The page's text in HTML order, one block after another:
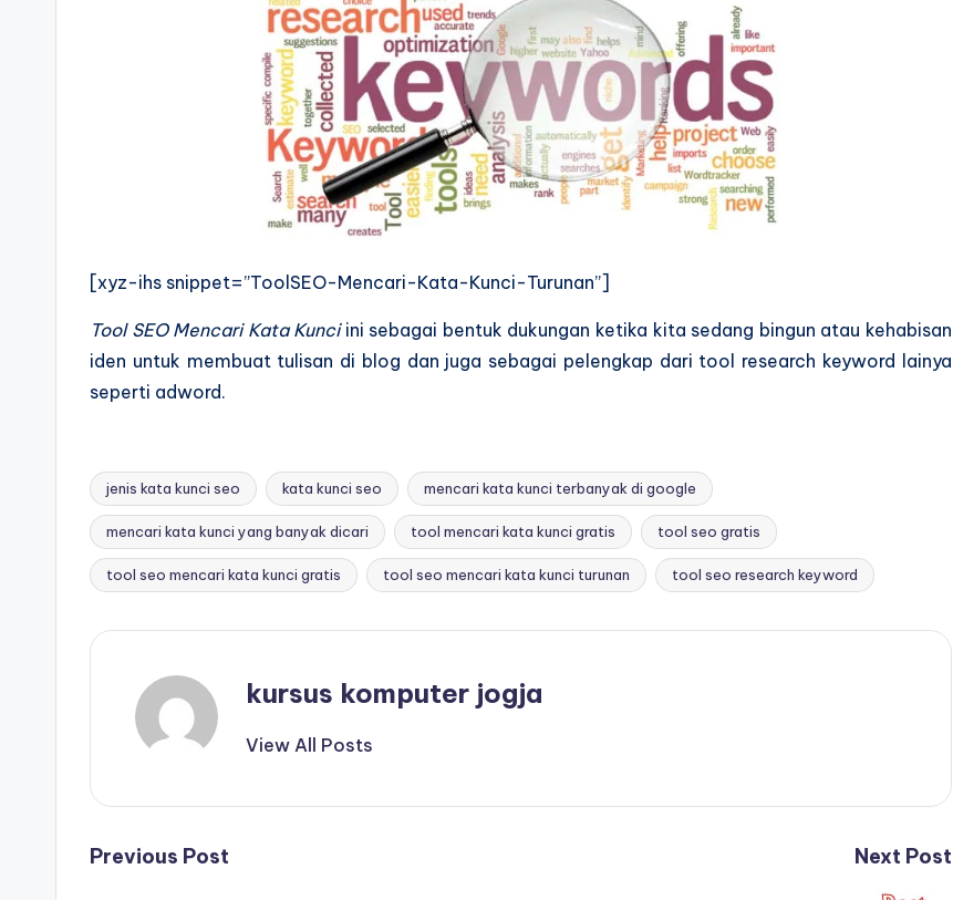
[xyz-ihs snippet=”ToolSEO-Mencari-Kata-Kunci-Turunan”]
Tool SEO Mencari Kata Kunciini sebagai bentuk dukungan ketika kita sedang bingun atau kehabisan
iden untuk membuat tulisan di blog dan juga sebagai pelengkap dari tool research keyword lainya
seperti adword.
jenis kata kunci seo kata kunci seo mencari kata kunci terbanyak di google
mencari kata kunci yang banyak dicari tool mencari kata kunci gratis tool seo gratis
tool seo mencari kata kunci gratis tool seo mencari kata kunci turunan tool seo research keyword
kursus komputer jogja
View All Posts
Previous Post Next Post